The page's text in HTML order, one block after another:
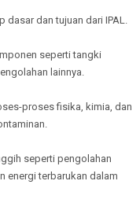
dan tujuan dari IPAL.
seperti tangki
lainnya.
proses fisika, kimia, dan
seperti pengolahan
energi terbarukan dalam